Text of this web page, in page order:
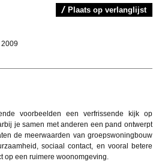
Plaats op verlanglijst
2009
voorbeelden een verfrissende kijk op
je samen met anderen een pand ontwerpt
de meerwaarden van groepswoningbouw
sociaal contact, en vooral betere
op een ruimere woonomgeving.